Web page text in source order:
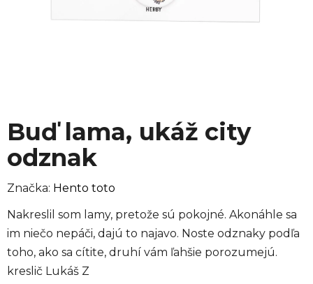
Buď lama, ukáž city
odznak
Značka: Hento toto
Nakreslil som lamy, pretože sú pokojné. Akonáhle sa
im niečo nepáči, dajú to najavo. Noste odznaky podľa
toho, ako sa cítite, druhí vám ľahšie porozumejú.
kreslič Lukáš Z